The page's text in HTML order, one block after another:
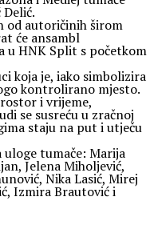
od autoričinih širom
će ansambl
u HNK Split s početkom
koja je, iako simbolizira
kontrolirano mjesto.
i vrijeme,
se susreću u zračnoj
staju na put i utječu
tumače: Marija
Jelena Miholjević,
Nika Lasić, Mirej
Izmira Brautović i